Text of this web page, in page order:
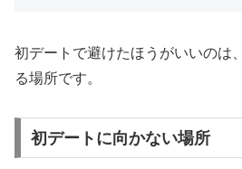
初デートで避けたほうがいいのは
る場所です。
初デートに向かない場所